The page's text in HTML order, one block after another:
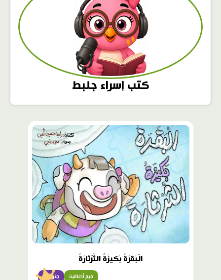
كتب إسراء جلبط
محتوى
مميّز
الْبَقَرَةُ بَكيزَةُ الثَّرْثارَةُ
متوسّط قيم أخلاقية